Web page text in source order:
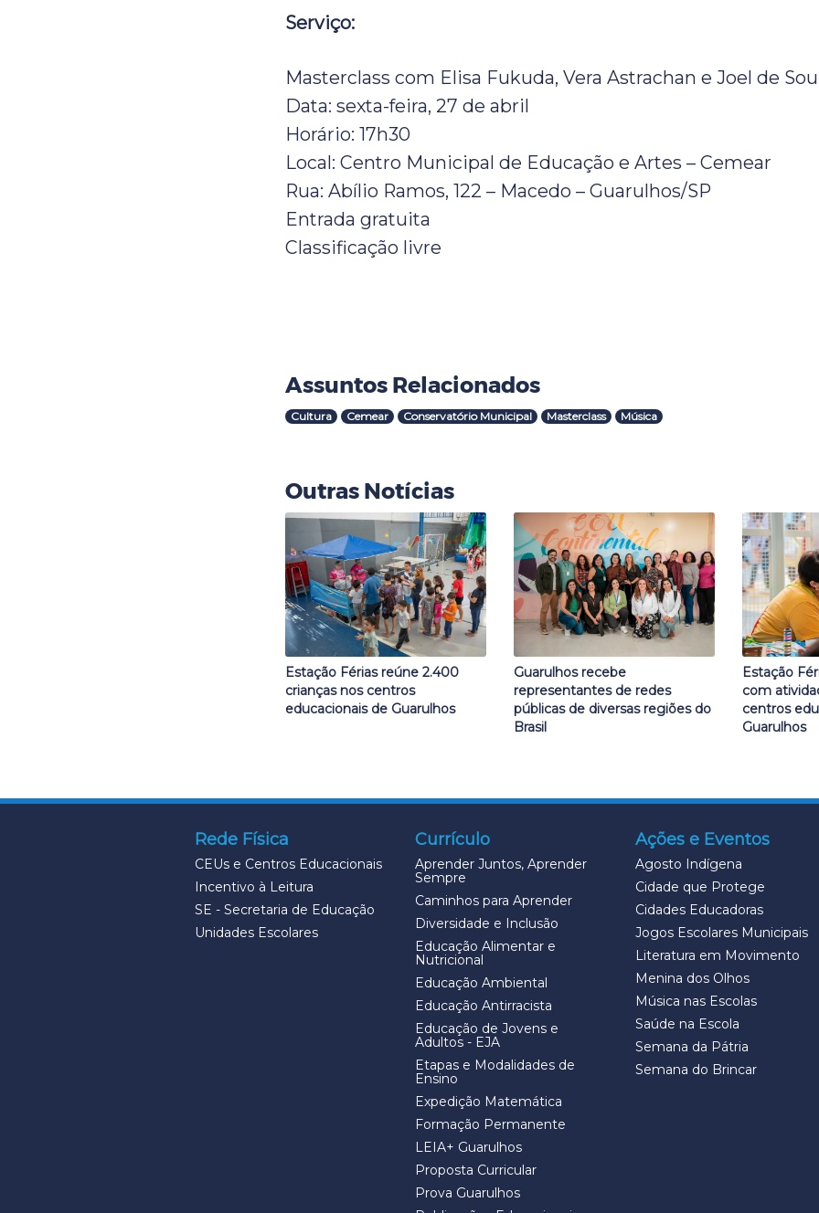
Serviço:
Masterclass com Elisa Fukuda, Vera Astrachan e Joel de
Data: sexta-feira, 27 de abril
Horário: 17h30
Local: Centro Municipal de Educação e Artes – Cemear
Rua: Abílio Ramos, 122 – Macedo – Guarulhos/SP
Entrada gratuita
Classificação livre
Assuntos Relacionados
Cultura Cemear Conservatório Municipal Masterclass Música
Outras Notícias
Estação Férias reúne 2.400
crianças nos centros
educacionais de Guarulhos
Guarulhos recebe
representantes de redes
públicas de diversas regiões do
Brasil
Estação
com
centros
Guarulhos
Rede Física
CEUs e Centros Educacionais
Incentivo à Leitura
SE - Secretaria de Educação
Unidades Escolares
Currículo
Aprender Juntos, Aprender
Sempre
Caminhos para Aprender
Diversidade e Inclusão
Educação Alimentar e
Nutricional
Educação Ambiental
Educação Antirracista
Educação de Jovens e
Adultos - EJA
Etapas e Modalidades de
Ensino
Expedição Matemática
Formação Permanente
LEIA+ Guarulhos
Proposta Curricular
Prova Guarulhos
Ações e Eventos
Agosto Indígena
Cidade que Protege
Cidades Educadoras
Jogos Escolares Municipais
Literatura em Movimento
Menina dos Olhos
Música nas Escolas
Saúde na Escola
Semana da Pátria
Semana do Brincar